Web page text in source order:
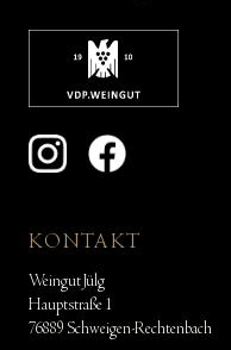
KONTAKT
Weingut Jülg
Hauptstraße 1
76889 Schweigen-Rechtenbach